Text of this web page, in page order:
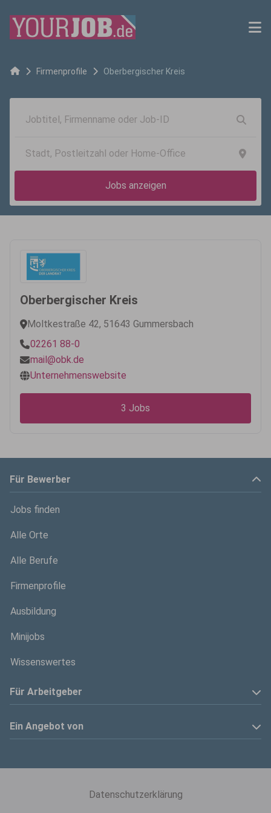
Firmenprofile Oberbergischer Kreis
Jobs anzeigen
Oberbergischer Kreis
Moltkestraße 42, 51643 Gummersbach
02261 88-0
mail@obk.de
Unternehmenswebsite
3 Jobs
Für Bewerber
Jobs finden
Alle Orte
Alle Berufe
Firmenprofile
Ausbildung
Minijobs
Wissenswertes
Für Arbeitgeber
Anzeige schalten
Ein Angebot von
Datenschutzerklärung